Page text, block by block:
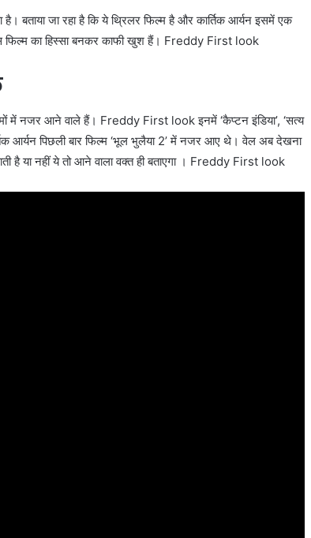
बताया जा रहा है कि ये थ्रिलर फिल्म है और कार्तिक आर्यन इसमें एक
फिल्म का हिस्सा बनकर काफी खुश हैं। Freddy First look
में नजर आने वाले हैं। Freddy First look इनमें ‘कैप्टन इंडिया’, ‘सत्य
आर्यन पिछली बार फिल्म ‘भूल भुलैया 2’ में नजर आए थे। वेल अब देखना
है या नहीं ये तो आने वाला वक्त ही बताएगा । Freddy First look